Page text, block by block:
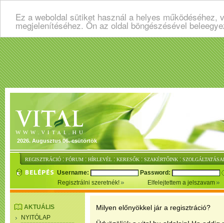
Ez a weboldal sütiket használ a helyes
megjelenítéséhez. Ön az oldal böngészésével
2026. Augusztus 06. csütörtök
REGISZTRÁCIÓ : FÓRUM : HÍRLEVÉL : KERESŐK : SZAKÉRTŐINK :
Username:
Password:
Regisztrálni szeretnék!
Elfelejtettem a jelszavam
AKTUÁLIS
NYITÓLAP
Milyen előnyökkel jár a regisztráció?